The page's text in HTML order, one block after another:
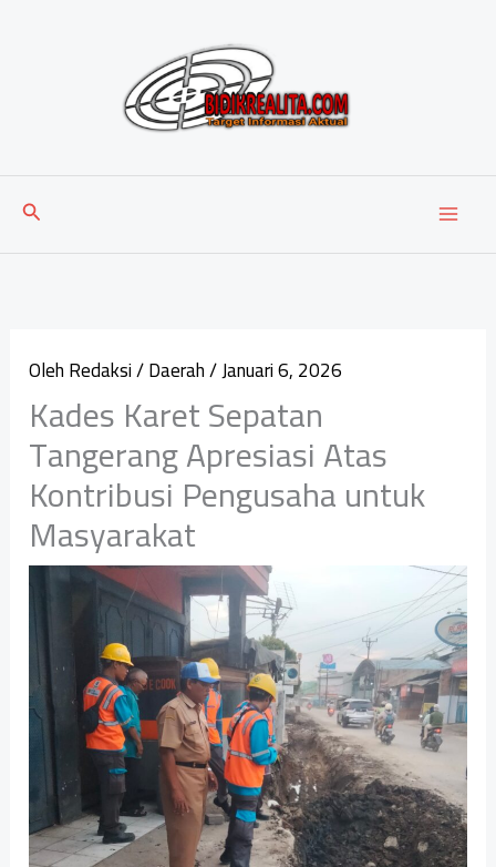
Cari
OlehRedaksi/Daerah/Januari 6, 2026
Kades Karet Sepatan
Tangerang Apresiasi Atas
Kontribusi Pengusaha untuk
Masyarakat